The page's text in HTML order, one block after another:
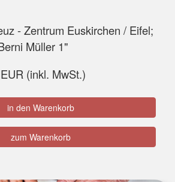
- Zentrum Euskirchen / Eifel;
Müller 1"
(inkl. MwSt.)
in den Warenkorb
zum Warenkorb